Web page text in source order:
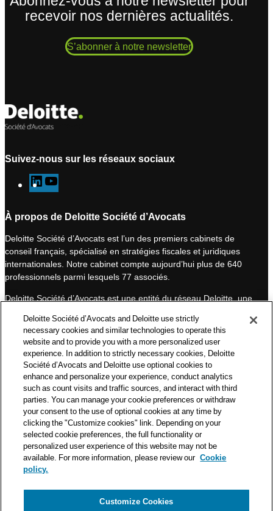
recevoir nos dernières actualités.
S’abonner à notre newsletter
Suivez-nous sur les réseaux sociaux
L
i
k
e
d
I
n
o
T
u
b
e
À propos de Deloitte Société d’Avocats
Deloitte Société d’Avocats est l’un des premiers cabinets de
conseil français, spécialisé en stratégies fiscales et juridiques
internationales. Notre cabinet compte aujourd’hui plus de 640
professionnels parmi lesquels 77 associés.
Deloitte Société d’Avocats est une entité du réseau Deloitte, une
professionnels et à ce titre, travaille avec les 50 000 fiscalistes
et juristes de Deloitte situés dans 150 pays.
Les informations contenues sur ce blog ont pour objectif
d’informer ses lecteurs de manière générale. Elles ne peuvent
en aucun cas se substituer à un conseil délivré par un
professionnel en fonction d’une situation donnée. Un soin
particulier est apporté à la rédaction de nos articles, néanmoins
Deloitte Société d’Avocats décline toute responsabilité relative
aux éventuelles erreurs et omissions qu’ils pourraient contenir.​
Politique de confidentialité
Deloitte Société d’Avocats and Deloitte use strictly
necessary cookies and similar technologies to operate this
website and to provide you with a more personalized user
experience. In addition to strictly necessary cookies, Deloitte
Société d’Avocats and Deloitte use optional cookies to
enhance and personalize your experience, conduct analytics
such as count visits and traffic sources, and interact with third
parties. You can manage your cookie preferences or withdraw
your consent to the use of optional cookies at any time by
clicking the "Customize cookies" link. Depending on your
selected cookie preferences, the full functionality or
personalized user experience of this website may not be
available. For more information, please review our Cookie
policy.
Customize Cookies